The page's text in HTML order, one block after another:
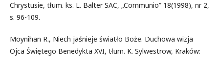
Chrystusie, tłum. ks. L. Balter SAC, „Communio” 18(1998), nr 2,
s. 96-109.
Moynihan R., Niech jaśnieje światło Boże. Duchowa wizja
Ojca Świętego Benedykta XVI, tłum. K. Sylwestrow, Kraków: